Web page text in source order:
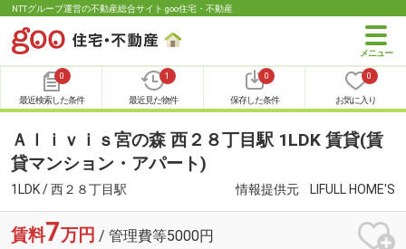
NTTグループ運営の不動産総合サイト goo住宅・不動産
0
最近検索した条件
1
最近見た物件
0
保存した条件
0
お気に入り
Ａｌｉｖｉｓ宮の森 西２８丁目駅 1LDK 賃貸(賃
貸マンション・アパート)
1LDK / 西２８丁目駅 情報提供元 LIFULL HOME'S
賃料7万円 / 管理費等5000円